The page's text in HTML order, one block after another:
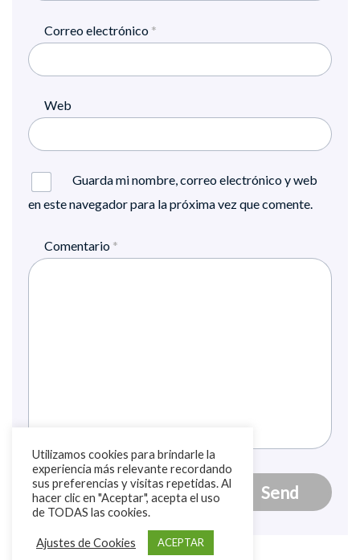
Correo electrónico *
Web
Guarda mi nombre, correo electrónico y web
en este navegador para la próxima vez que comente.
Comentario *
Utilizamos cookies para brindarle la
experiencia más relevante recordando
sus preferencias y visitas repetidas. Al
hacer clic en "Aceptar", acepta el uso
de TODAS las cookies.
Ajustes de Cookies ACEPTAR